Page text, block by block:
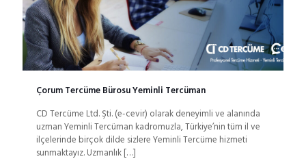
Çorum Tercüme Bürosu Yeminli Tercüman
CD Tercüme Ltd. Şti. (e-cevir) olarak deneyimli ve alanında
uzman Yeminli Tercüman kadromuzla, Türkiye’nin tüm il ve
ilçelerinde birçok dilde sizlere Yeminli Tercüme hizmeti
sunmaktayız. Uzmanlık[…]